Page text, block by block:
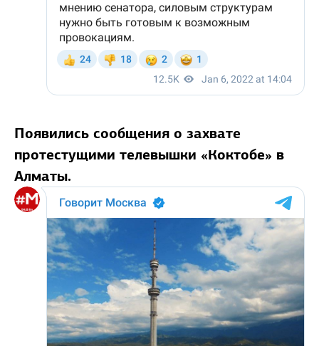
Появились сообщения о захвате
протестущими телевышки «Коктобе» в
Алматы.